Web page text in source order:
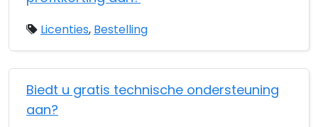
Licenties, Bestelling
Biedt u gratis technische ondersteuning
aan?